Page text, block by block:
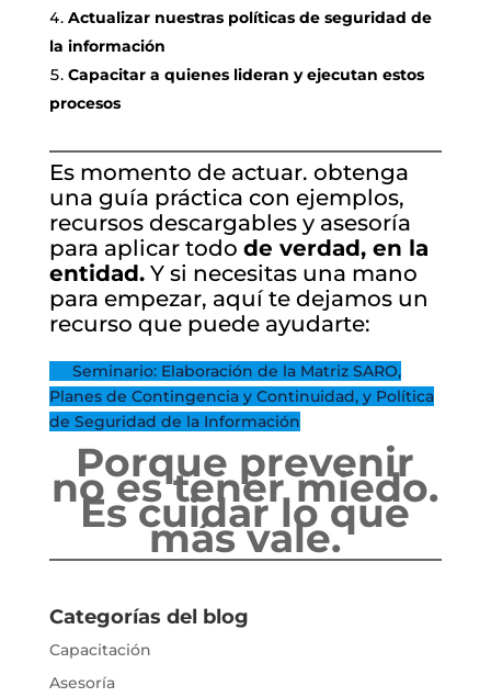
Actualizar nuestras políticas de seguridad de
la información
Capacitar a quienes lideran y ejecutan estos
procesos
Es momento de actuar. obtenga
una guía práctica con ejemplos,
recursos descargables y asesoría
para aplicar todo de verdad, en la
entidad.Y si necesitas una mano
para empezar, aquí te dejamos un
recurso que puede ayudarte:
Seminario: Elaboración de la Matriz SARO,
Planes de Contingencia y Continuidad, y Política
de Seguridad de la Información
Porque prevenir
no es tener miedo.
Es cuidar lo que
más vale.
Categorías del blog
Capacitación
Asesoría